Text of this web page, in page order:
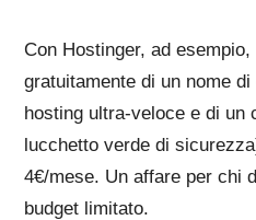
Con Hostinger, ad
gratuitamente di un nome
hosting ultra-veloce e di un
lucchetto verde di
4€/mese. Un affare per chi
budget limitato.